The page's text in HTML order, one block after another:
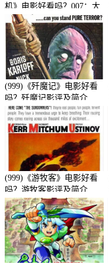
机》电影好看吗？007：大
破天幕杀机影评及简介
(999)《歼魔记》电影好看
吗？歼魔记影评及简介
(999)《游牧客》电影好看
吗？游牧客影评及简介